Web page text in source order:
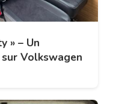
» – Un
Volkswagen